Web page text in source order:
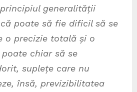
generalității
poate să fie dificil să se
o precizie totală și o
chiar să se
suplețe care nu
însă, previzibilitatea